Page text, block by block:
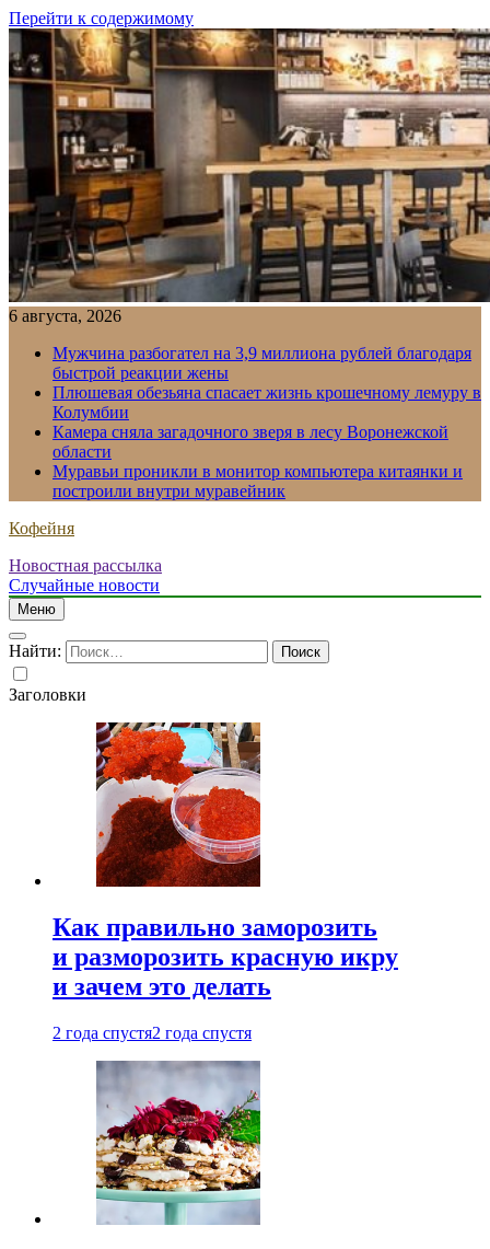
Перейти к содержимому
6 августа, 2026
Мужчина разбогател на 3,9 миллиона рублей благодаря
быстрой реакции жены
Плюшевая обезьяна спасает жизнь крошечному лемуру в
Колумбии
Камера сняла загадочного зверя в лесу Воронежской
области
Муравьи проникли в монитор компьютера китаянки и
построили внутри муравейник
Кофейня
Новостная рассылка
Случайные новости
Меню
Найти:
Заголовки
Как правильно заморозить
и разморозить красную икру
и зачем это делать
2 года спустя2 года спустя